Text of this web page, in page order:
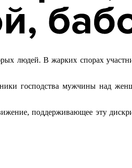
людей. В жарких спорах
господства мужчины над
поддерживающее эту